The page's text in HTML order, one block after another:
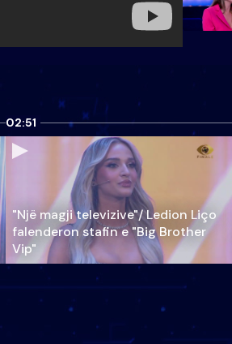
02:51
"Një magji televizive"/ Ledion Liço
falenderon stafin e "Big Brother
Vip"